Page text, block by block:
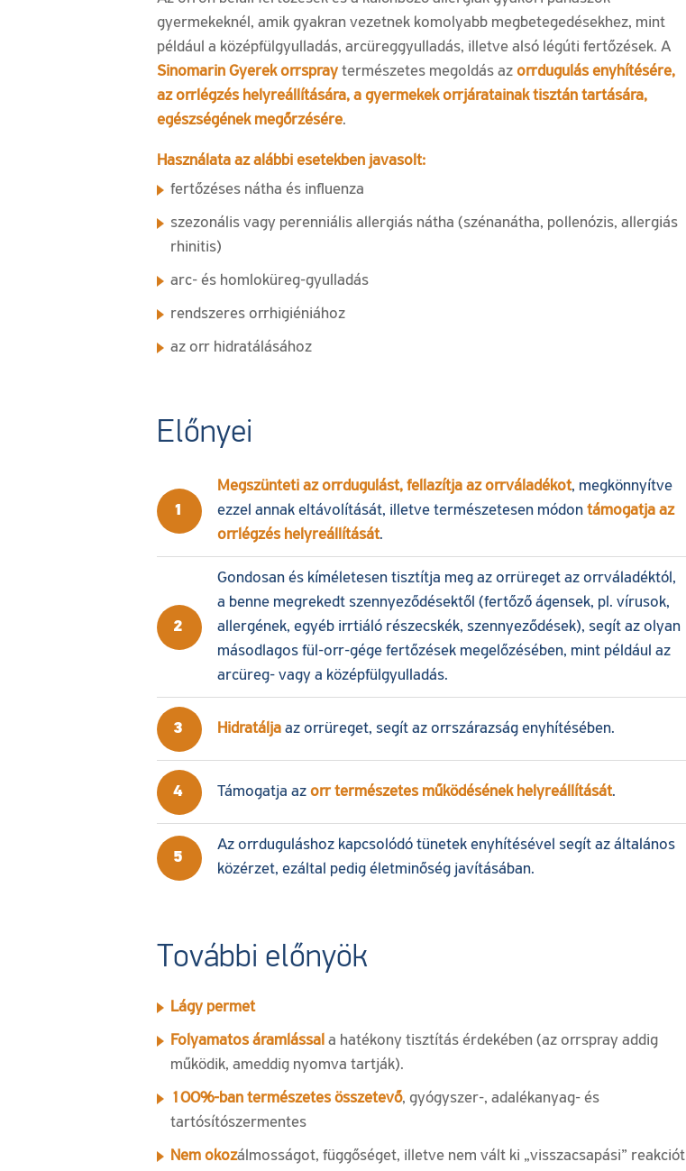
gyermekeknél, amik gyakran vezetnek komolyabb megbetegedésekhez, mint
például a középfülgyulladás, arcüreggyulladás, illetve alsó légúti fertőzések. A
Sinomarin Gyerek orrspraytermészetes megoldás az orrdugulás enyhítésére,
az orrlégzés helyreállítására, a gyermekek orrjáratainak tisztán tartására,
egészségének megőrzésére.
Használata az alábbi esetekben javasolt:
fertőzéses nátha és influenza
szezonális vagy perenniális allergiás nátha (szénanátha, pollenózis, allergiás
rhinitis)
arc- és homloküreg-gyulladás
rendszeres orrhigiéniához
az orr hidratálásához
Előnyei
1
Megszünteti az orrdugulást, fellazítja az orrváladékot, megkönnyítve
ezzel annak eltávolítását, illetve természetesen módon támogatja az
orrlégzés helyreállítását.
2
Gondosan és kíméletesen tisztítja meg az orrüreget az orrváladéktól,
a benne megrekedt szennyeződésektől (fertőző ágensek, pl. vírusok,
allergének, egyéb irrtiáló részecskék, szennyeződések), segít az olyan
másodlagos fül-orr-gége fertőzések megelőzésében, mint például az
arcüreg- vagy a középfülgyulladás.
3 Hidratáljaaz orrüreget, segít az orrszárazság enyhítésében.
4 Támogatja az orr természetes működésének helyreállítását.
5
Az orrduguláshoz kapcsolódó tünetek enyhítésével segít az általános
közérzet, ezáltal pedig életminőség javításában.
További előnyök
Lágy permet
Folyamatos áramlássala hatékony tisztítás érdekében (az orrspray addig
működik, ameddig nyomva tartják).
100%-ban természetes összetevő, gyógyszer-, adalékanyag- és
tartósítószermentes
Nem okozálmosságot, függőséget, illetve nem vált ki „visszacsapási” reakciót